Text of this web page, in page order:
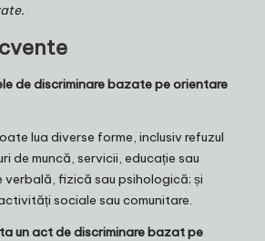
de discriminare bazate pe orientare
lua diverse forme, inclusiv refuzul
de muncă, servicii, educație sau
verbală, fizică sau psihologică; și
sociale sau comunitare.
un act de discriminare bazat pe